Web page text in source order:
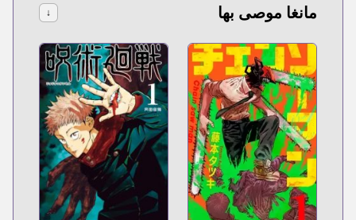
مانغا موصى بها ↓